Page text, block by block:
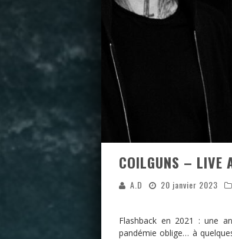
COILGUNS – LIVE
A.D 20 janvier 2023
Flashback en 2021 : une
pandémie oblige… à